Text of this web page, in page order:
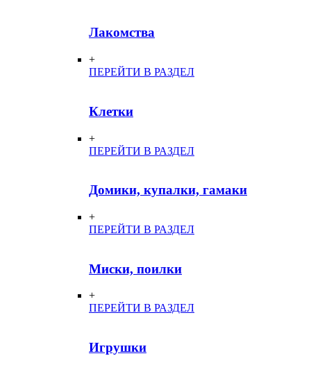
Лакомства
+
ПЕРЕЙТИ В РАЗДЕЛ
Клетки
+
ПЕРЕЙТИ В РАЗДЕЛ
Домики, купалки, гамаки
+
ПЕРЕЙТИ В РАЗДЕЛ
Миски, поилки
+
ПЕРЕЙТИ В РАЗДЕЛ
Игрушки